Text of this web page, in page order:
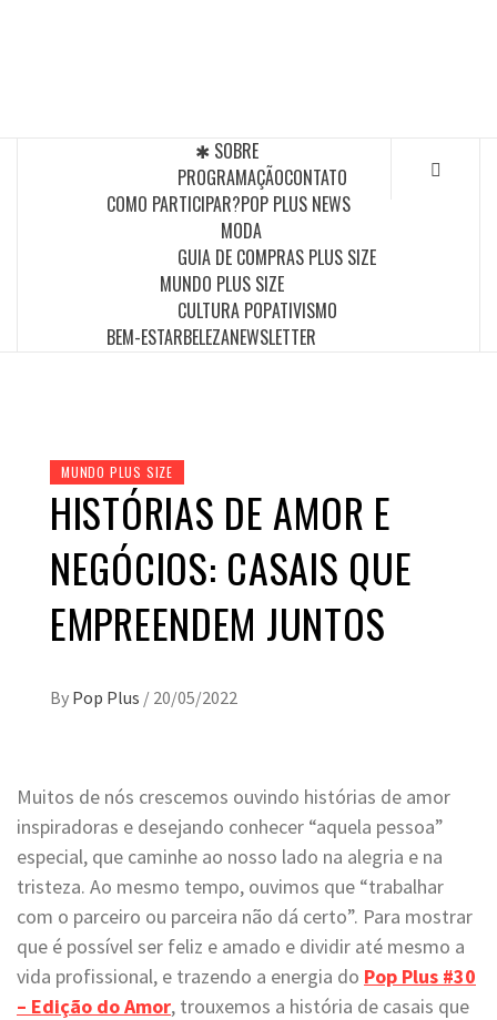
✱ SOBRE
PROGRAMAÇÃOCONTATO
COMO PARTICIPAR?POP PLUS NEWS
MODA
GUIA DE COMPRAS PLUS SIZE
MUNDO PLUS SIZE
CULTURA POPATIVISMO
BEM-ESTARBELEZANEWSLETTER
MUNDO PLUS SIZE
HISTÓRIAS DE AMOR E
NEGÓCIOS: CASAIS QUE
EMPREENDEM JUNTOS
By Pop Plus / 20/05/2022
Muitos de nós crescemos ouvindo histórias de amor
inspiradoras e desejando conhecer “aquela pessoa”
especial, que caminhe ao nosso lado na alegria e na
tristeza. Ao mesmo tempo, ouvimos que “trabalhar
com o parceiro ou parceira não dá certo”. Para mostrar
que é possível ser feliz e amado e dividir até mesmo a
vida profissional, e trazendo a energia do Pop Plus #30
– Edição do Amor, trouxemos a história de casais que